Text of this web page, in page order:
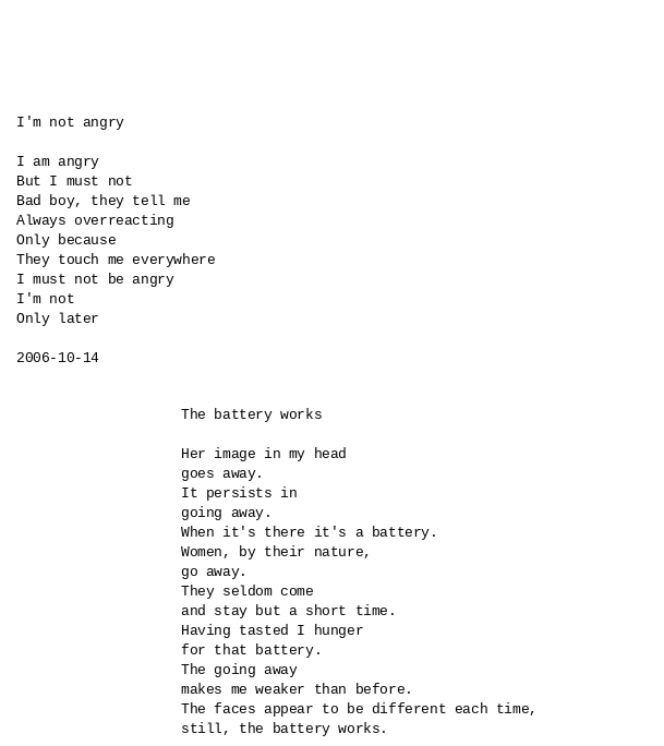
I'm not angry
I am angry
But I must not
Bad boy, they tell me
Always overreacting
Only because
They touch me everywhere
I must not be angry
I'm not
Only later
2006-10-14
The battery works
Her image in my head
goes away.
It persists in
going away.
When it's there it's a battery.
Women, by their nature,
go away.
They seldom come
and stay but a short time.
Having tasted I hunger
for that battery.
The going away
makes me weaker than before.
The faces appear to be different each time,
still, the battery works.